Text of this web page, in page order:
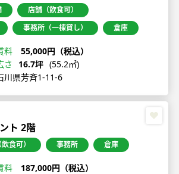
店舗（飲食可）
事務所（一棟貸し） 倉庫
料
55,000円（税込）
さ
16.7坪 (55.2㎡)
川県芳斉1-11-6
ト 2階
食可） 事務所 倉庫
料
187,000円（税込）